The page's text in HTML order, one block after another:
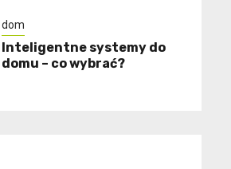
dom
Inteligentne systemy do
domu – co wybrać?